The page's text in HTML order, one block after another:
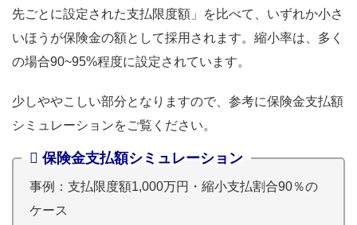
先ごとに設定された支払限度額」を比べて、いずれか小さ
いほうが保険金の額として採用されます。縮小率は、多く
の場合90~95%程度に設定されています。
少しややこしい部分となりますので、参考に保険金支払額
シミュレーションをご覧ください。
保険金支払額シミュレーション
事例：支払限度額1,000万円・縮小支払割合90％の
ケース